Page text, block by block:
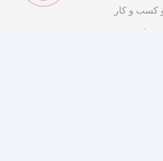
کسب و کار
منظره